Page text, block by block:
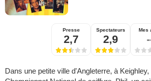
Presse
2,7
Spectateurs
2,9
Mes
Dans une petite ville d'Angleterre, à